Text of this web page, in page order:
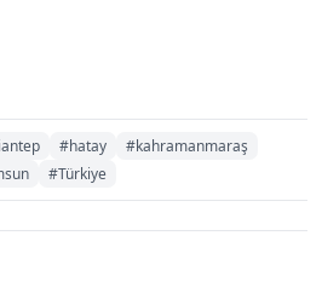
#hatay
#kahramanmaraş
#Türkiye